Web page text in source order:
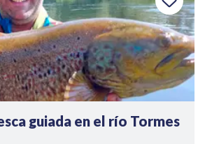
guiada en el río Tormes